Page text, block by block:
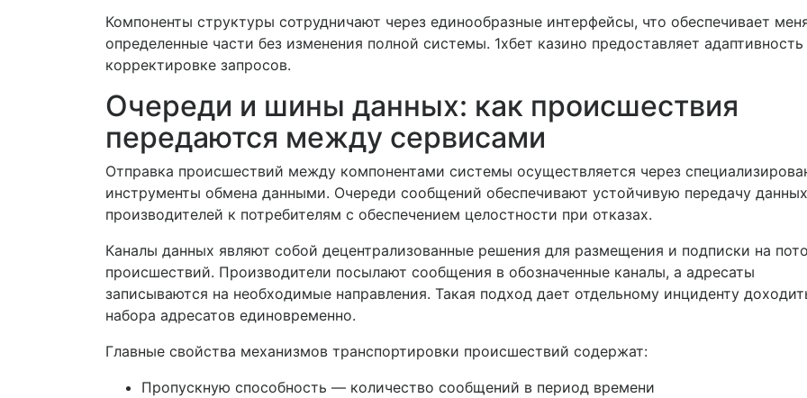
Компоненты структуры сотрудничают через единообразные интерфейсы, что обеспечивает
определенные части без изменения полной системы. 1хбет казино предоставляет
корректировке запросов.
Очереди и шины данных: как происшествия
передаются между сервисами
Отправка происшествий между компонентами системы осуществляется через
инструменты обмена данными. Очереди сообщений обеспечивают устойчивую передачу
производителей к потребителям с обеспечением целостности при отказах.
Каналы данных являют собой децентрализованные решения для размещения и подписки на
происшествий. Производители посылают сообщения в обозначенные каналы, а адресаты
записываются на необходимые направления. Такая подход дает отдельному инциденту
набора адресатов единовременно.
Главные свойства механизмов транспортировки происшествий содержат:
Пропускную способность — количество сообщений в период времени